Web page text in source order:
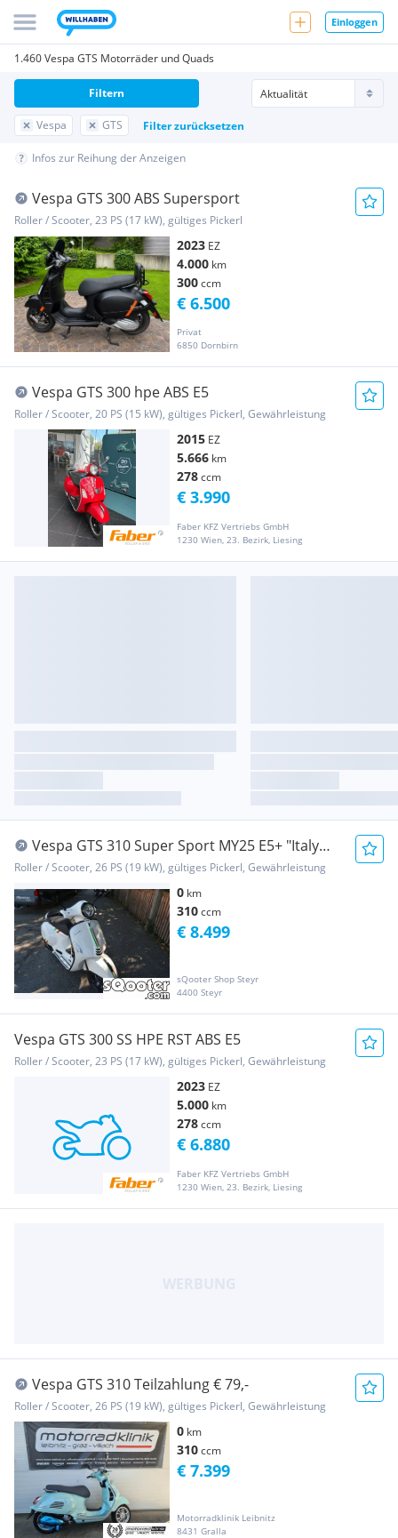
Einloggen
1.460 Vespa GTS Motorräder und Quads
Vespa GTS Filter zurücksetzen
Filtern
Infos zur Reihung der Anzeigen
Vespa GTS 300 ABS Supersport
Roller / Scooter, 23 PS (17 kW), gültiges Pickerl
2023 EZ
4.000 km
300ccm
Privat
6850 Dornbirn
€ 6.500
Vespa GTS 300 hpe ABS E5
Roller / Scooter, 20 PS (15 kW), gültiges Pickerl, Gewährleistung
2015 EZ
5.666 km
278ccm
Faber KFZ Vertriebs GmbH
1230 Wien, 23. Bezirk, Liesing
€ 3.990
Vespa GTS 310 Super Sport MY25 E5+ "Italy
Light"
Roller / Scooter, 26 PS (19 kW), gültiges Pickerl, Gewährleistung
0 km
310ccm
sQooter Shop Steyr
4400 Steyr
€ 8.499
Vespa GTS 300 SS HPE RST ABS E5
Roller / Scooter, 23 PS (17 kW), gültiges Pickerl, Gewährleistung
2023 EZ
5.000 km
278ccm
Faber KFZ Vertriebs GmbH
1230 Wien, 23. Bezirk, Liesing
€ 6.880
Vespa GTS 310 Teilzahlung € 79,-
Roller / Scooter, 26 PS (19 kW), gültiges Pickerl, Gewährleistung
0 km
310ccm
Motorradklinik Leibnitz
8431 Gralla
€ 7.399